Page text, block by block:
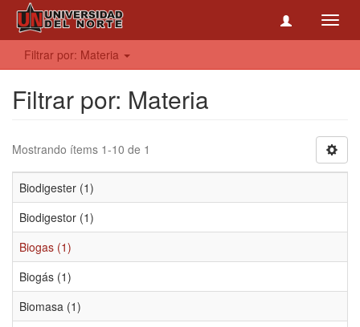
Filtrar por: Materia
Filtrar por: Materia
Mostrando ítems 1-10 de 1
Biodigester (1)
Biodigestor (1)
Biogas (1)
Biogás (1)
Biomasa (1)